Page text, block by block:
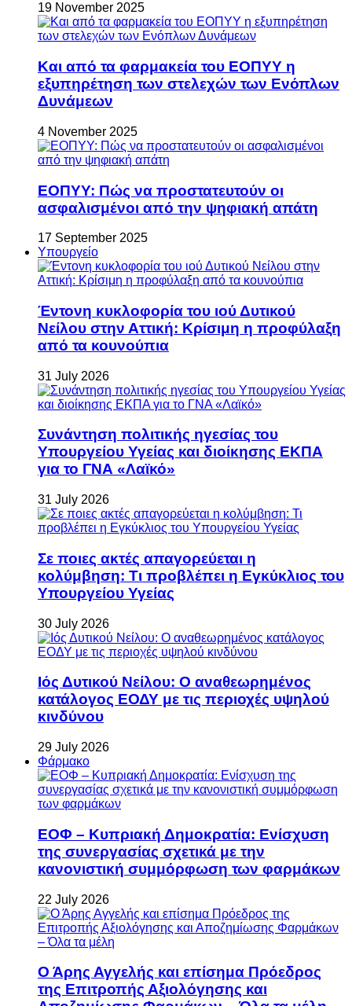
19 November 2025
Και από τα φαρμακεία του ΕΟΠΥΥ η
εξυπηρέτηση των στελεχών των Ενόπλων
Δυνάμεων
4 November 2025
ΕΟΠΥΥ: Πώς να προστατευτούν οι
ασφαλισμένοι από την ψηφιακή απάτη
17 September 2025
Υπουργείο
Έντονη κυκλοφορία του ιού Δυτικού
Νείλου στην Αττική: Κρίσιμη η προφύλαξη
από τα κουνούπια
31 July 2026
Συνάντηση πολιτικής ηγεσίας του
Υπουργείου Υγείας και διοίκησης ΕΚΠΑ
για το ΓΝΑ «Λαϊκό»
31 July 2026
Σε ποιες ακτές απαγορεύεται η
κολύμβηση: Τι προβλέπει η Εγκύκλιος του
Υπουργείου Υγείας
30 July 2026
Ιός Δυτικού Νείλου: Ο αναθεωρημένος
κατάλογος ΕΟΔΥ με τις περιοχές υψηλού
κινδύνου
29 July 2026
Φάρμακο
ΕΟΦ – Κυπριακή Δημοκρατία: Ενίσχυση
της συνεργασίας σχετικά με την
κανονιστική συμμόρφωση των φαρμάκων
22 July 2026
Ο Άρης Αγγελής και επίσημα Πρόεδρος
της Επιτροπής Αξιολόγησης και